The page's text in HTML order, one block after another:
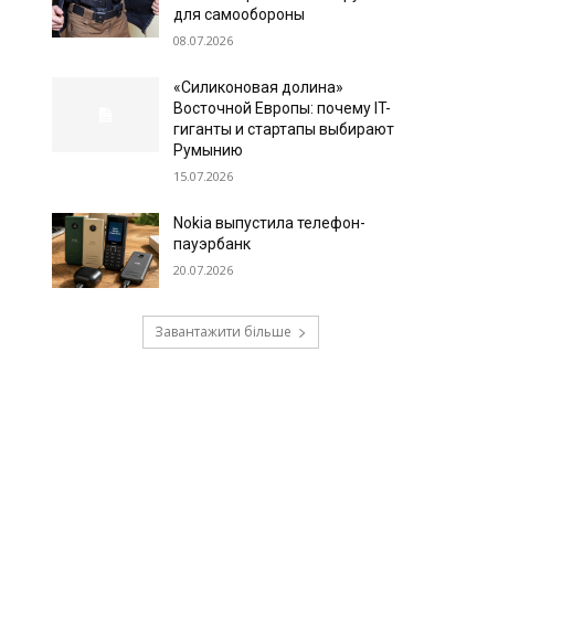
для самообороны
08.07.2026
«Силиконовая долина»
Восточной Европы: почему IT-
гиганты и стартапы выбирают
Румынию
15.07.2026
Nokia выпустила телефон-
пауэрбанк
20.07.2026
Завантажити більше